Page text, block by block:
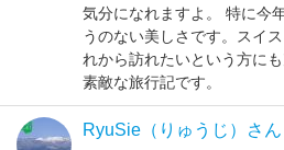
気分になれますよ。 特に今
うのない美しさです。スイ
れから訪れたいという方に
素敵な旅行記です。
RyuSie（りゅうじ）さん